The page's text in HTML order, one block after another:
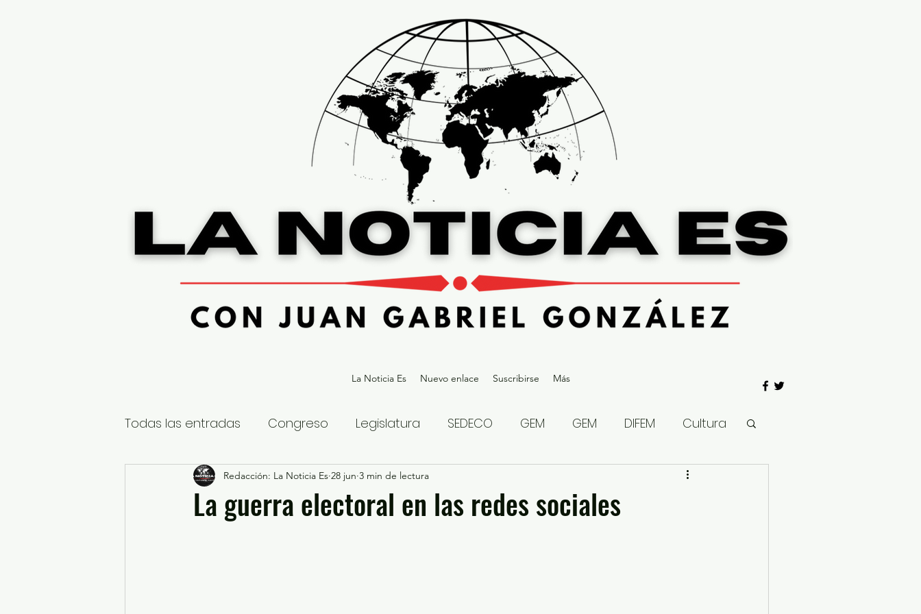
La Noticia Es Nuevo enlace Suscribirse Más
Todas las entradas Congreso Legislatura SEDECO GEM GEM DIFEM Cultura
Nacional Estatal Gubernatura Edoméx 2023
La guerra electoral en las redes sociales
Redacción: La Noticia Es 28 jun 3 min de lectura